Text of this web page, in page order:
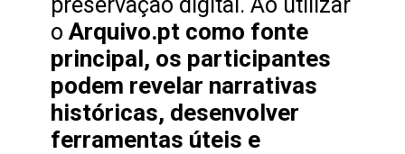
oArquivo.pt como fonte
principal, os participantes
podem revelar narrativas
históricas, desenvolver
ferramentas úteis e